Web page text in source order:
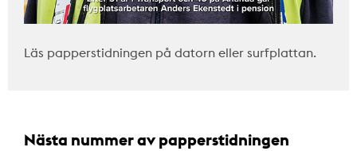
Läs papperstidningen på datorn eller surfplattan.
Nästa nummer av papperstidningen